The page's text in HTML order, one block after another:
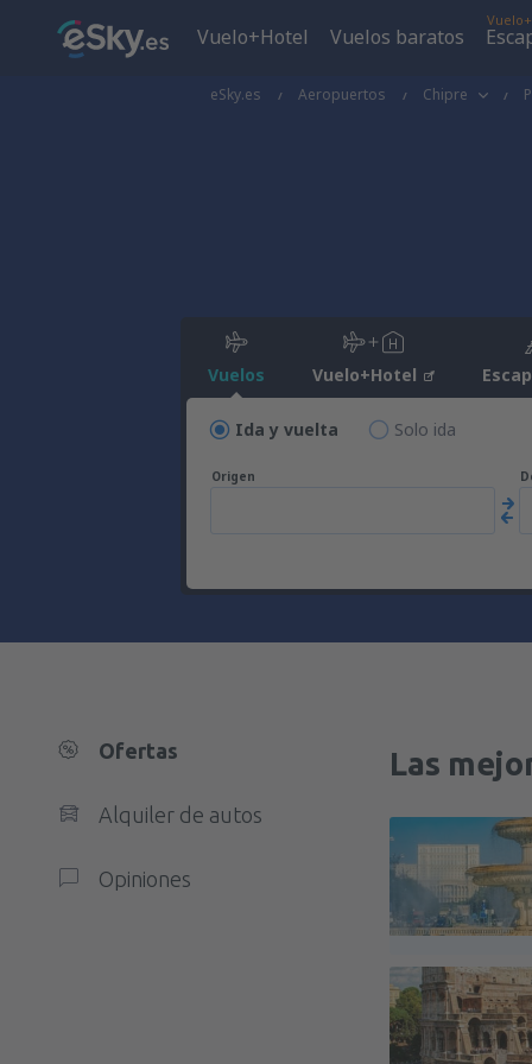
Vuelo+Hotel Vuelos baratos
eSky.es Aeropuertos Chipre
Vuelos Vuelo+Hotel
Ida y vuelta Solo ida
Origen
Ofertas
Alquiler de autos
Opiniones
Las